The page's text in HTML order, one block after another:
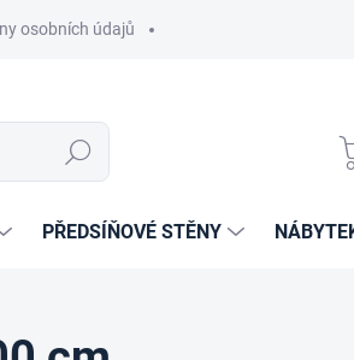
osobních údajů
Hledat
PŘEDSÍŇOVÉ STĚNY